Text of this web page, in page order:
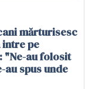
mărturisesc
intre pe
au folosit
au spus unde